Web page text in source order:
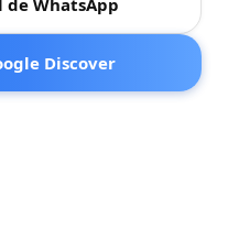
Discover